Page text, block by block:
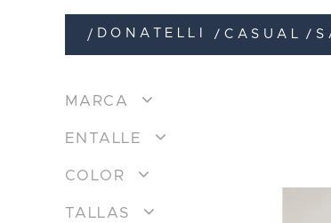
DONATELLI CASUAL
MARCA
ENTALLE
COLOR
TALLAS